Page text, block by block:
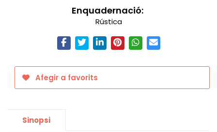
Enquadernació:
Rústica
Afegir a favorits
Sinopsi